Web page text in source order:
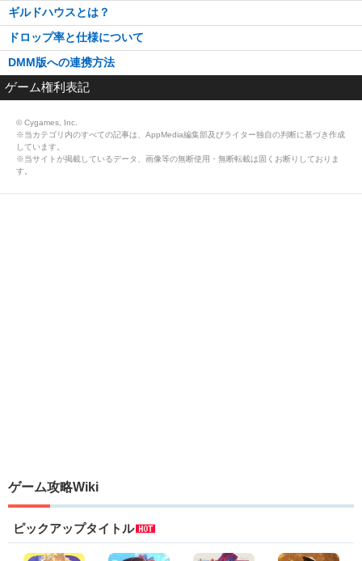
ギルドハウスとは？
ドロップ率と仕様について
DMM版への連携方法
ゲーム権利表記
© Cygames, Inc.
※当カテゴリ内のすべての記事は、AppMedia編集部及びライター独自の判断に基づき作成
しています。
※当サイトが掲載しているデータ、画像等の無断使用・無断転載は固くお断りしておりま
す。
ゲーム攻略Wiki
ピックアップタイトル